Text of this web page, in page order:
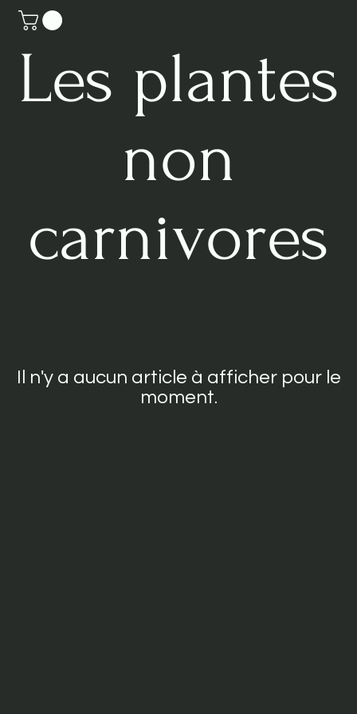
Les plantes
non
carnivores
Il n'y a aucun article à afficher pour le
moment.